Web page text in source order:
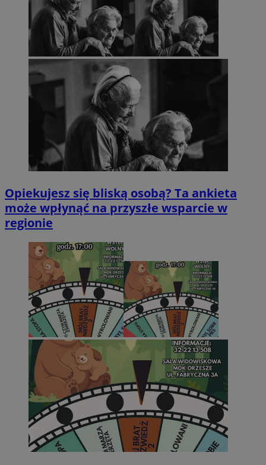
Opiekujesz się bliską osobą? Ta ankieta
może wpłynąć na przyszłe wsparcie w
regionie